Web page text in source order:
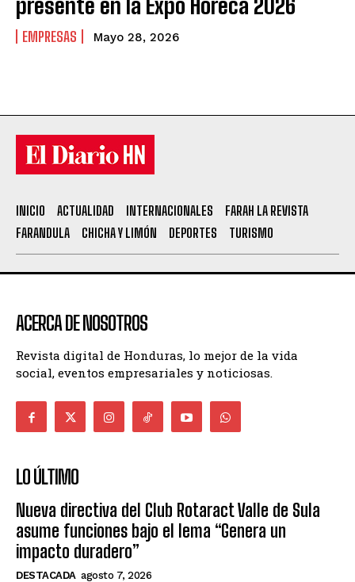
presente en la Expo Horeca 2026
EMPRESAS Mayo 28, 2026
INICIO ACTUALIDAD INTERNACIONALES
FARAH LA REVISTA
FARANDULA
CHICHA Y LIMÓN DEPORTES TURISMO
ACERCA DE NOSOTROS
Revista digital de Honduras, lo mejor de la vida
social, eventos empresariales y noticiosas.
LO ÚLTIMO
Nueva directiva del Club Rotaract Valle de Sula
asume funciones bajo el lema “Genera un
impacto duradero”
DESTACADA agosto 7, 2026